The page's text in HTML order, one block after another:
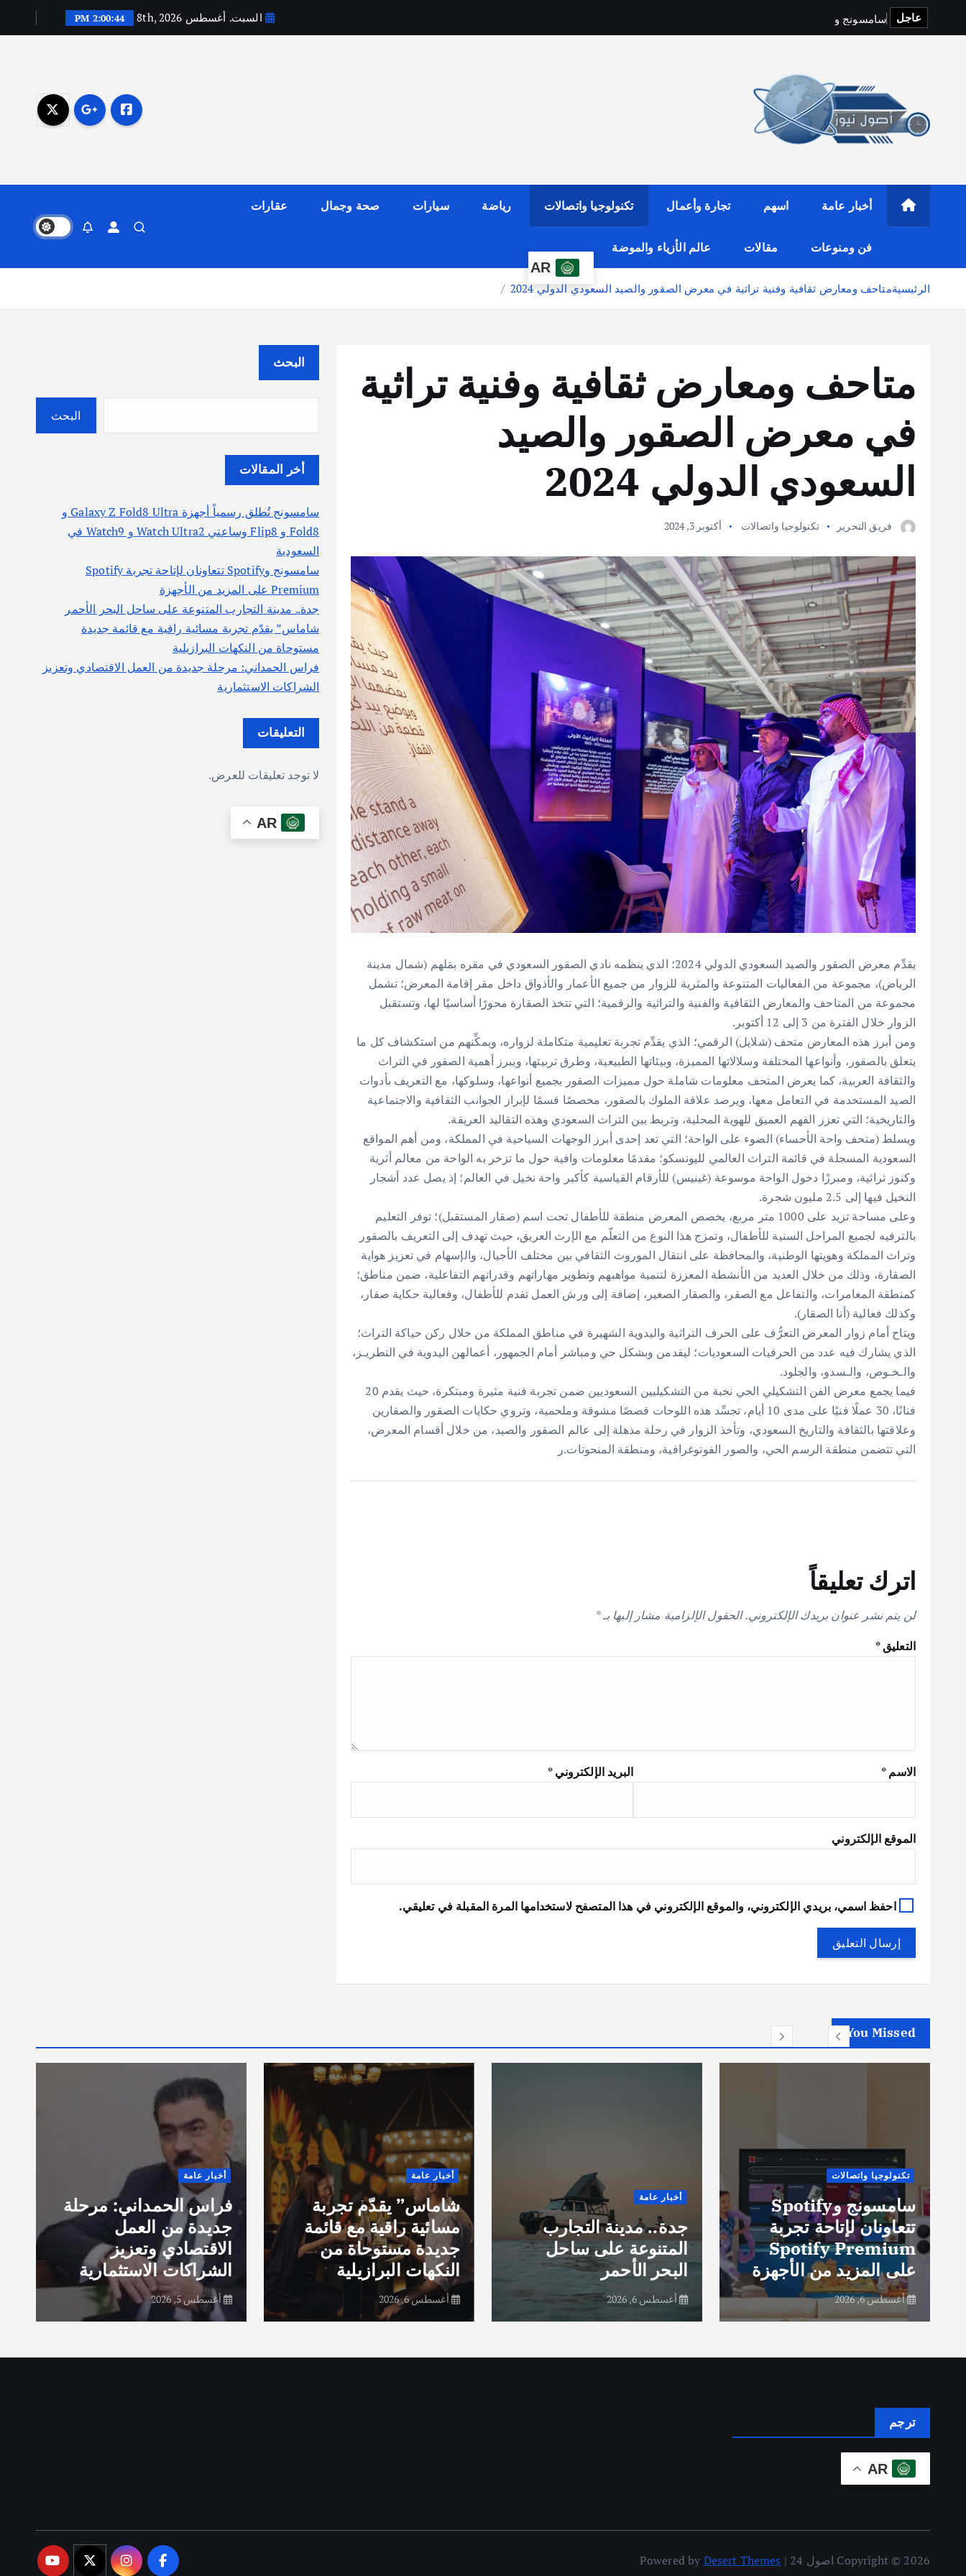
ى
عاجل سامسونج و السبت. أغسطس 8th, 2026 2:00:45 PM
أخبار عامة اسهم تجارة وأعمال تكنولوجيا واتصالات رياضة سيارات صحة وجمال عقارات
فن ومنوعات مقالات
عالم الأزياء والموضة
AR
الرئيسيةمتاحف ومعارض ثقافية وفنية تراثية في معرض الصقور والصيد السعودي الدولي 2024
متاحف ومعارض ثقافية وفنية تراثية
في معرض الصقور والصيد
السعودي الدولي 2024
فريق التحرير تكنولوجيا واتصالات أكتوبر 3, 2024
يقدِّم معرض الصقور والصيد السعودي الدولي 2024؛ الذي ينظمه نادي الصقور السعودي في مقره بمَلهم (شمال مدينة
الرياض)، مجموعة من الفعاليات المتنوعة والمثرية للزوار من جميع الأعمار والأذواق داخل مقر إقامة المعرض؛ تشمل
مجموعة من المتاحف والمعارض الثقافية والفنية والتراثية والرقمية؛ التي تتخذ الصقارة محورًا أساسيًا لها، وتستقبل
الزوار خلال الفترة من 3 إلى 12 أكتوبر.
ومن أبرز هذه المعارض متحف (شلايل) الرقمي؛ الذي يقدِّم تجربة تعليمية متكاملة لزواره، ويمكِّنهم من استكشاف كل ما
يتعلق بالصقور، وأنواعها المختلفة وسلالاتها المميزة، وبيئاتها الطبيعية، وطرق تربيتها، ويبرز أهمية الصقور في التراث
والثقافة العربية، كما يعرض المتحف معلومات شاملة حول مميزات الصقور بجميع أنواعها، وسلوكها، مع التعريف بأدوات
الصيد المستخدمة في التعامل معها، ويرصد علاقة الملوك بالصقور، مخصصًا قسمًا لإبراز الجوانب الثقافية والاجتماعية
والتاريخية؛ التي تعزز الفهم العميق للهوية المحلية، وتربط بين التراث السعودي وهذه التقاليد العريقة.
ويسلط (متحف واحة الأحساء) الضوء على الواحة؛ التي تعد إحدى أبرز الوجهات السياحية في المملكة، ومن أهم المواقع
السعودية المسجلة في قائمة التراث العالمي لليونسكو؛ مقدمًا معلومات وافية حول ما تزخر به الواحة من معالم أثرية
وكنوز تراثية، ومبرزًا دخول الواحة موسوعة (غينيس) للأرقام القياسية كأكبر واحة نخيل في العالم؛ إذ يصل عدد أشجار
النخيل فيها إلى 2.5 مليون شجرة.
وعلى مساحة تزيد على 1000 متر مربع، يخصص المعرض منطقة للأطفال تحت اسم (صقار المستقبل)؛ توفر التعليم
بالترفيه لجميع المراحل السنية للأطفال، وتمزج هذا النوع من التعلّم مع الإرث العريق، حيث تهدف إلى التعريف بالصقور
وتراث المملكة وهويتها الوطنية، والمحافظة على انتقال الموروث الثقافي بين مختلف الأجيال، والإسهام في تعزيز هواية
الصقارة، وذلك من خلال العديد من الأنشطة المعززة لتنمية مواهبهم وتطوير مهاراتهم وقدراتهم التفاعلية، ضمن مناطق؛
كمنطقة المغامرات، والتفاعل مع الصقر، والصقار الصغير، إضافة إلى ورش العمل تقدم للأطفال، وفعالية حكاية صقار،
وكذلك فعالية (أنا الصقار).
ويتاح أمام زوار المعرض التعرُّف على الحرف التراثية واليدوية الشهيرة في مناطق المملكة من خلال ركن حياكة التراث؛
الذي يشارك فيه عدد من الحرفيات السعوديات؛ ليقدمن وبشكل حي ومباشر أمام الجمهور، أعمالهن اليدوية في التطريـز،
والـخـوص، والـسدو، والجلود.
فيما يجمع معرض الفن التشكيلي الحي نخبة من التشكيليين السعوديين ضمن تجربة فنية مثيرة ومبتكرة، حيث يقدم 20
فنانًا، 30 عملًا فنيًا على مدى 10 أيام، تجسِّد هذه اللوحات قصصًا مشوقة وملحمية، وتروي حكايات الصقور والصقارين
وعلاقتها بالثقافة والتاريخ السعودي، وتأخذ الزوار في رحلة مذهلة إلى عالم الصقور والصيد، من خلال أقسام المعرض،
التي تتضمن منطقة الرسم الحي، والصور الفوتوغرافية، ومنطقة المنحوتات.ر
اترك تعليقاً
لن يتم نشر عنوان بريدك الإلكتروني. الحقول الإلزامية مشار إليها بـ*
التعليق*
الاسم* البريد الإلكتروني*
الموقع الإلكتروني
احفظ اسمي، بريدي الإلكتروني، والموقع الإلكتروني في هذا المتصفح لاستخدامها المرة المقبلة في تعليقي.
البحث
البحث
أخر المقالات
سامسونج تُطلق رسمياً أجهزة Galaxy Z Fold8 Ultra و
Fold8 و Flip8 وساعتي Watch Ultra2 و Watch9 في
السعودية
سامسونج وSpotify تتعاونان لإتاحة تجربة Spotify
Premium على المزيد من الأجهزة
جدة.. مدينة التجارب المتنوعة على ساحل البحر الأحمر
شاماس” يقدّم تجربة مسائية راقية مع قائمة جديدة
مستوحاة من النكهات البرازيلية
فراس الحمداني: مرحلة جديدة من العمل الاقتصادي وتعزيز
الشراكات الاستثمارية
التعليقات
لا توجد تعليقات للعرض.
AR
You Missed
أخبار عامة
جدة.. مدينة التجارب
المتنوعة على ساحل
البحر الأحمر
أغسطس 6, 2026
شاماس” يقدّم تجربة
مسائية راقية مع قائمة
جديدة مستوحاة من
النكهات البرازيلية
أغسطس 6, 2026
أخبار عامة
فراس الحمداني: مرحلة
جديدة من العمل
الاقتصادي وتعزيز
الشراكات الاستثمارية
أغسطس 5, 2026
أخبار عامة
قادة وخبراء السلامة من
الحرائق يؤكدون التزامهم
بتعزيز التعاون الدولي
خلال مؤتمر ومعرض
NFPA 2026 في لاس
فيغاس
أغسطس 5, 2026
ترجم
AR
Copyright © 2026 اصول 24 | Powered by Desert Themes